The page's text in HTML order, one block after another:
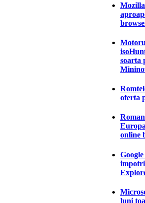
soarta
oferta
online
luni